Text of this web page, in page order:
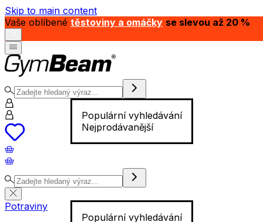
Skip to main content
Vaše oblíbené těstoviny a omáčky se slevou až 20 %
Populární vyhledávání
Nejprodávanější
Populární vyhledávání
Potraviny